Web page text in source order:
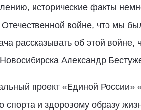
исторические факты
Отечественной войне, что мы
рассказывать об этой
Александр
проект «Единой России»
спорта и здоровому образу